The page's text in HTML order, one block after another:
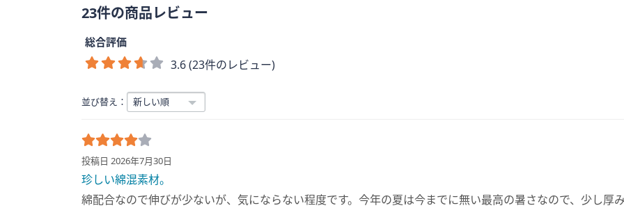
23件の商品レビュー
総合評価
3.6 (23件のレビュー)
並び替え：
投稿日 2026年7月30日
珍しい綿混素材。
綿配合なので伸びが少ないが、気にならない程度です。今年の夏は今までに無い最高の暑さなので、少し厚